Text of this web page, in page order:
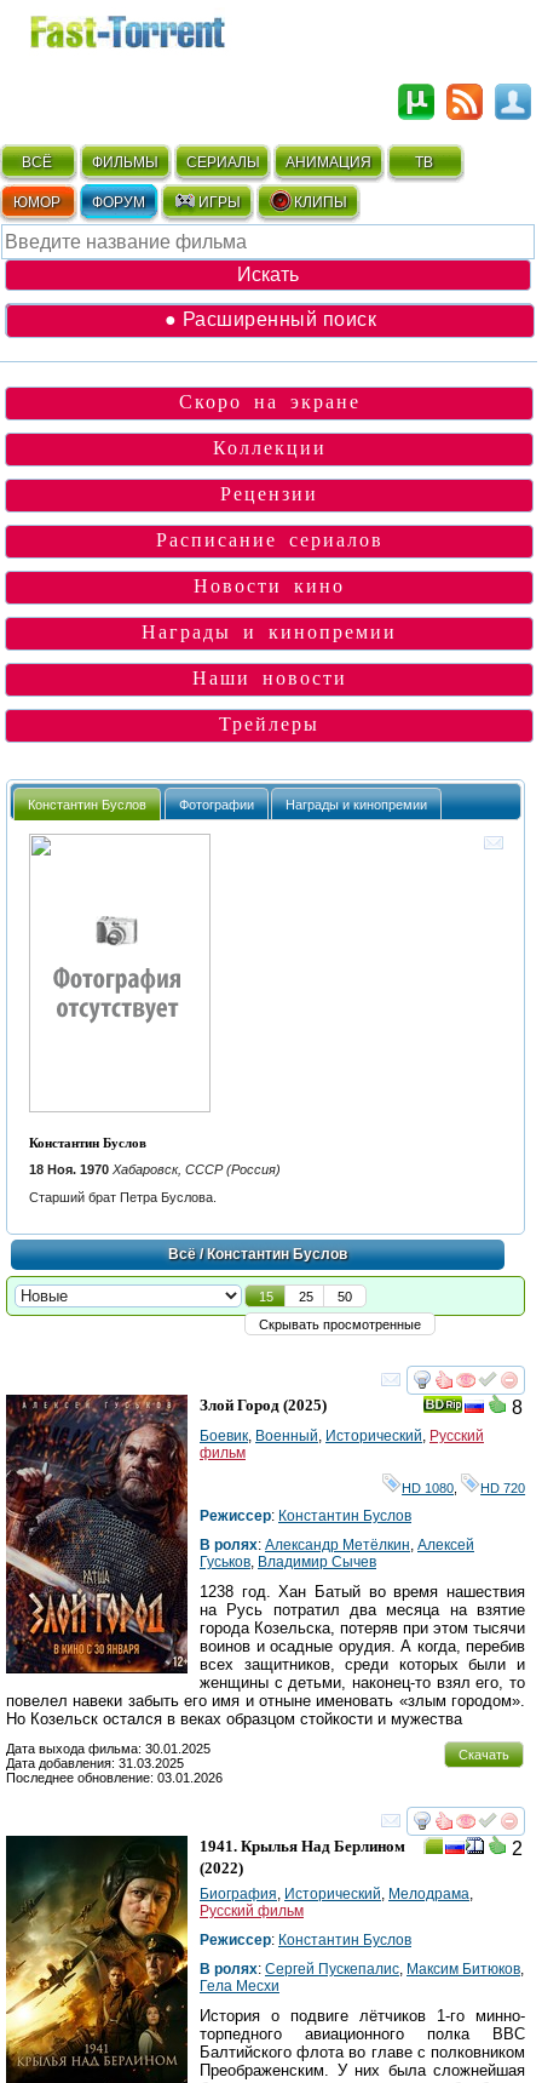
ВСЁ ФИЛЬМЫ СЕРИАЛЫ АНИМАЦИЯ ТВ
ЮМОР ФОРУМ ИГРЫ КЛИПЫ
● Расширенный поиск
Скоро на экране
Коллекции
Рецензии
Расписание сериалов
Новости кино
Награды и кинопремии
Наши новости
Трейлеры
Константин Буслов Фотографии Награды и кинопремии
Константин Буслов
18 Ноя. 1970 Хабаровск, СССР (Россия)
Старший брат Петра Буслова.
Всё/ Константин Буслов
15 25
50
Скрывать просмотренные
смотреть
8
Злой Город (2025)
Боевик Военный Исторический Русский
фильм
HD 1080 HD 720
Режиссер: Константин Буслов
В ролях: Александр Метёлкин Алексей
Гуськов Владимир Сычев
1238 год. Хан Батый во время нашествия
на Русь потратил два месяца на взятие
города Козельска, потеряв при этом тысячи
воинов и осадные орудия. А когда, перебив
всех защитников, среди которых были и
женщины с детьми, наконец-то взял его, то
повелел навеки забыть его имя и отныне именовать «злым городом».
Но Козельск остался в веках образцом стойкости и мужества
Скачать
Дата выхода фильма: 30.01.2025
Дата добавления: 31.03.2025
Последнее обновление: 03.01.2026
смотреть
2
1941. Крылья Над Берлином
(2022)
Биография Исторический Мелодрама
Русский фильм
Режиссер: Константин Буслов
В ролях: Сергей Пускепалис Максим Битюков
Гела Месхи
История о подвиге лётчиков 1-го минно-
торпедного авиационного полка ВВС
Балтийского флота во главе с полковником
Преображенским. У них была сложнейшая